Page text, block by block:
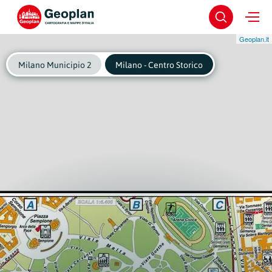
Geoplan.it
Milano Municipio 2 Milano - Centro Storico